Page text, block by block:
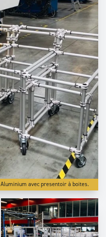
avec presentoir à boites.